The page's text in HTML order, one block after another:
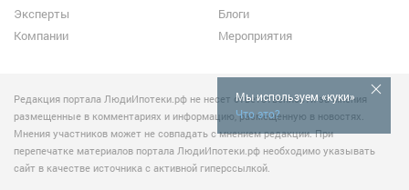
Мы используем «куки»
Что это?
Эксперты
Компании
Блоги
Мероприятия
Редакция портала ЛюдиИпотеки.рф не несет ответственности за мнения
размещенные в комментариях и информацию, размещенную в новостях.
Мнения участников может не совпадать с мнением редакции. При
перепечатке материалов портала ЛюдиИпотеки.рф необходимо указывать
сайт в качестве источника с активной гиперссылкой.